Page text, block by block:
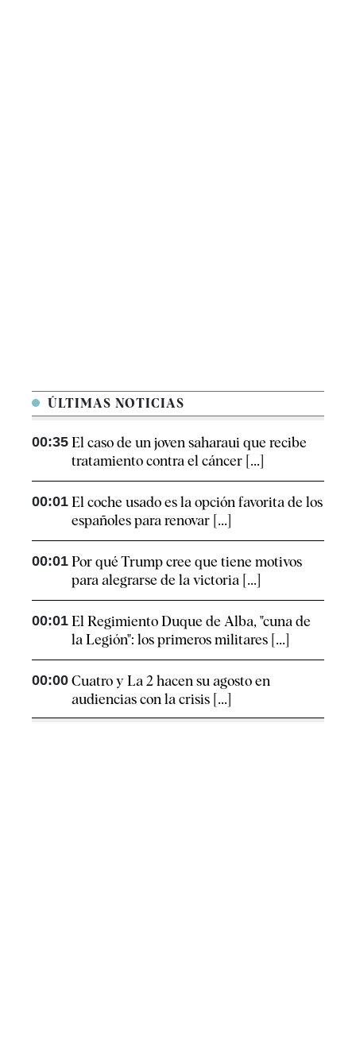
ÚLTIMAS NOTICIAS
00:35 El caso de un joven saharaui que recibe
tratamiento contra el cáncer [...]
00:01 El coche usado es la opción favorita de los
españoles para renovar [...]
00:01 Por qué Trump cree que tiene motivos
para alegrarse de la victoria [...]
00:01 El Regimiento Duque de Alba, "cuna de
la Legión": los primeros militares [...]
00:00 Cuatro y La 2 hacen su agosto en
audiencias con la crisis [...]